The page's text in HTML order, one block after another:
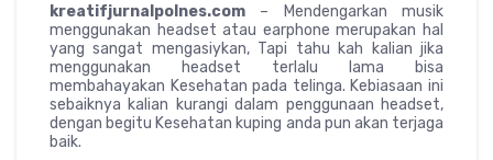
kreatifjurnalpolnes.com – Mendengarkan musik
menggunakan headset atau earphone merupakan hal
yang sangat mengasiykan, Tapi tahu kah kalian jika
menggunakan headset terlalu lama bisa
membahayakan Kesehatan pada telinga. Kebiasaan ini
sebaiknya kalian kurangi dalam penggunaan headset,
dengan begitu Kesehatan kuping anda pun akan terjaga
baik.